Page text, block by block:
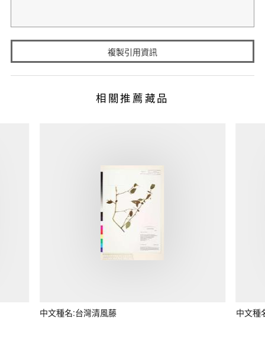
複製引用資訊
相關推薦藏品
中文種名:台灣清風藤 中文種